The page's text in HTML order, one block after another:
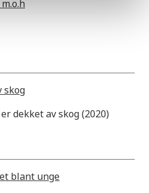
skog
dekket av skog (2020)
blant unge